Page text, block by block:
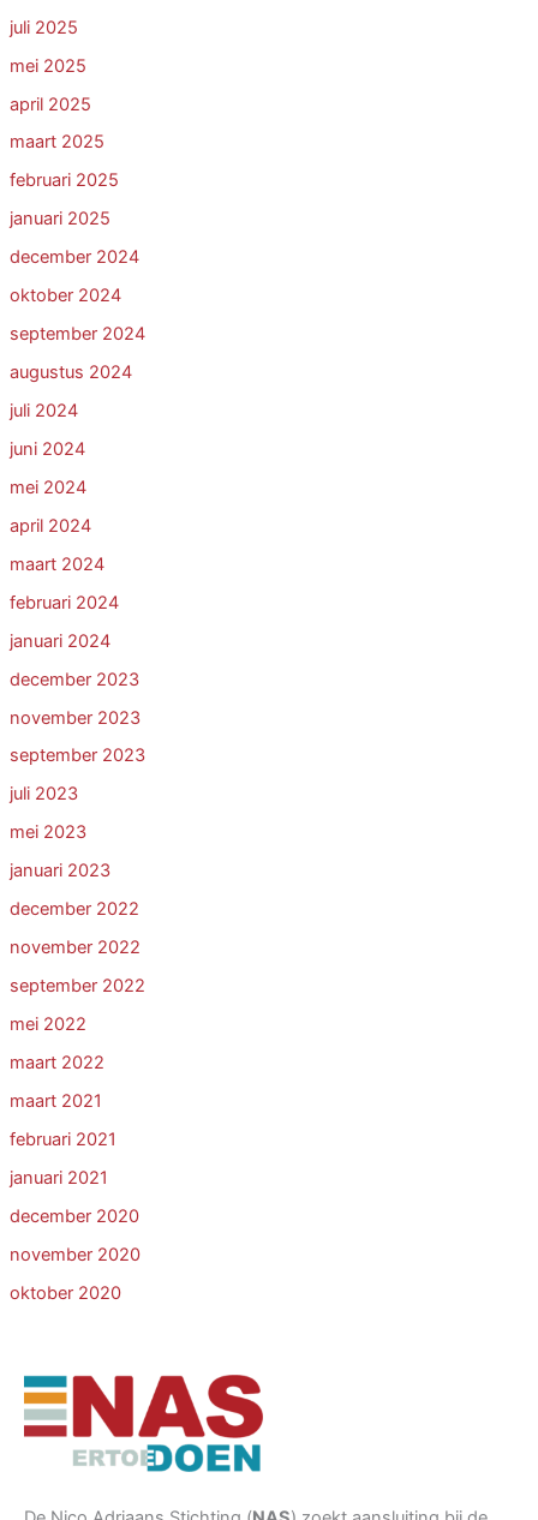
juli 2025
mei 2025
april 2025
maart 2025
februari 2025
januari 2025
december 2024
oktober 2024
september 2024
augustus 2024
juli 2024
juni 2024
mei 2024
april 2024
maart 2024
februari 2024
januari 2024
december 2023
november 2023
september 2023
juli 2023
mei 2023
januari 2023
december 2022
november 2022
september 2022
mei 2022
maart 2022
maart 2021
februari 2021
januari 2021
december 2020
november 2020
oktober 2020